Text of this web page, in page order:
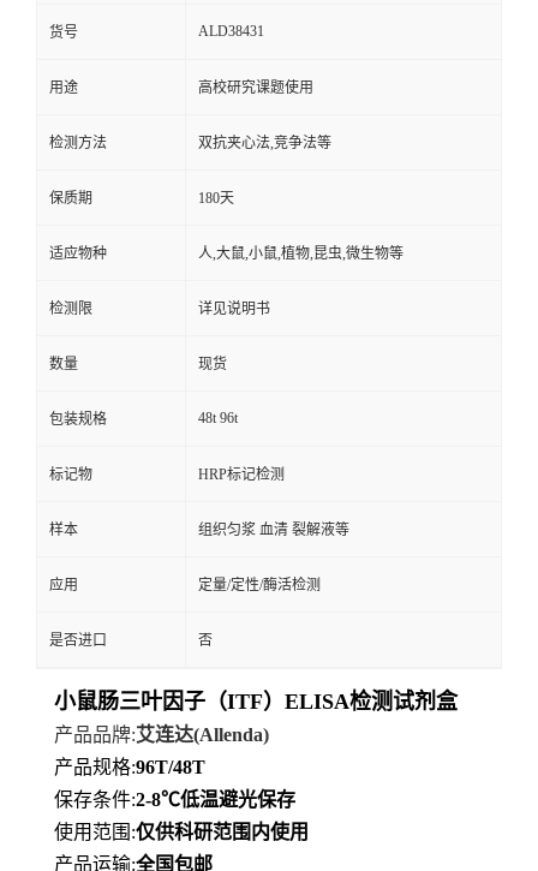
货号 ALD38431
用途 高校研究课题使用
检测方法 双抗夹心法,竞争法等
保质期 180天
适应物种 人,大鼠,小鼠,植物,昆虫,微生物等
检测限 详见说明书
数量 现货
包装规格 48t 96t
标记物 HRP标记检测
样本 组织匀浆 血清 裂解液等
应用 定量/定性/酶活检测
是否进口 否
小鼠肠三叶因子（ITF）ELISA检测试剂盒
产品品牌:艾连达(Allenda)
产品规格:96T/48T
保存条件:2-8℃低温避光保存
使用范围 :仅供科研范围内使用
产品运输:全国包邮